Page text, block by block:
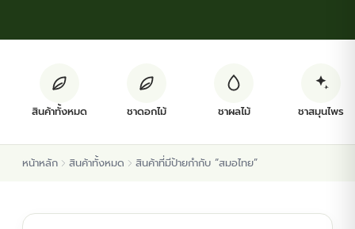
ต้นพันธุ์สมุนไพร
ต้นพันธุ์ไม้ป่า
สินค้าทั้งหมด ชาดอกไม้ ชาผลไม้ ชาสมุนไพร
หน้าหลัก สินค้าทั้งหมด สินค้าที่มีป้ายกำกับ “สมอไทย”